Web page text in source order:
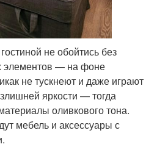
не обойтись без
элементов — на фоне
не тускнеют и даже играют
яркости — тогда
оливкового тона.
мебель и аксессуары с